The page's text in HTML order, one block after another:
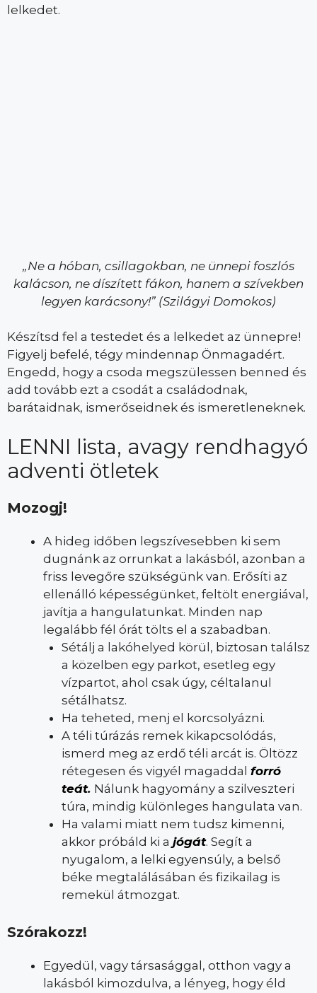
lelkedet.
„Ne a hóban, csillagokban, ne ünnepi foszlós
kalácson, ne díszített fákon, hanem a szívekben
legyen karácsony!” (Szilágyi Domokos)
Készítsd fel a testedet és a lelkedet az ünnepre!
Figyelj befelé, tégy mindennap Önmagadért.
Engedd, hogy a csoda megszülessen benned és
add tovább ezt a csodát a családodnak,
barátaidnak, ismerőseidnek és ismeretleneknek.
LENNI lista, avagy rendhagyó
adventi ötletek
Mozogj!
A hideg időben legszívesebben ki sem
dugnánk az orrunkat a lakásból, azonban a
friss levegőre szükségünk van. Erősíti az
ellenálló képességünket, feltölt energiával,
javítja a hangulatunkat. Minden nap
legalább fél órát tölts el a szabadban.
Sétálj a lakóhelyed körül, biztosan találsz
a közelben egy parkot, esetleg egy
vízpartot, ahol csak úgy, céltalanul
sétálhatsz.
Ha teheted, menj el korcsolyázni.
A téli túrázás remek kikapcsolódás,
ismerd meg az erdő téli arcát is. Öltözz
rétegesen és vigyél magaddal forró
teát. Nálunk hagyomány a szilveszteri
túra, mindig különleges hangulata van.
Ha valami miatt nem tudsz kimenni,
akkor próbáld ki a jógát. Segít a
nyugalom, a lelki egyensúly, a belső
béke megtalálásában és fizikailag is
remekül átmozgat.
Szórakozz!
Egyedül, vagy társasággal, otthon vagy a
lakásból kimozdulva, a lényeg, hogy éld